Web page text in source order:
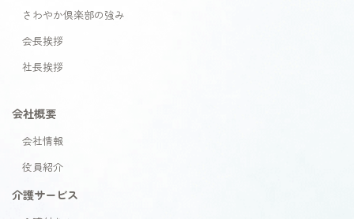
さわやか倶楽部の強み
会長挨拶
社長挨拶
会社概要
会社情報
役員紹介
介護サービス